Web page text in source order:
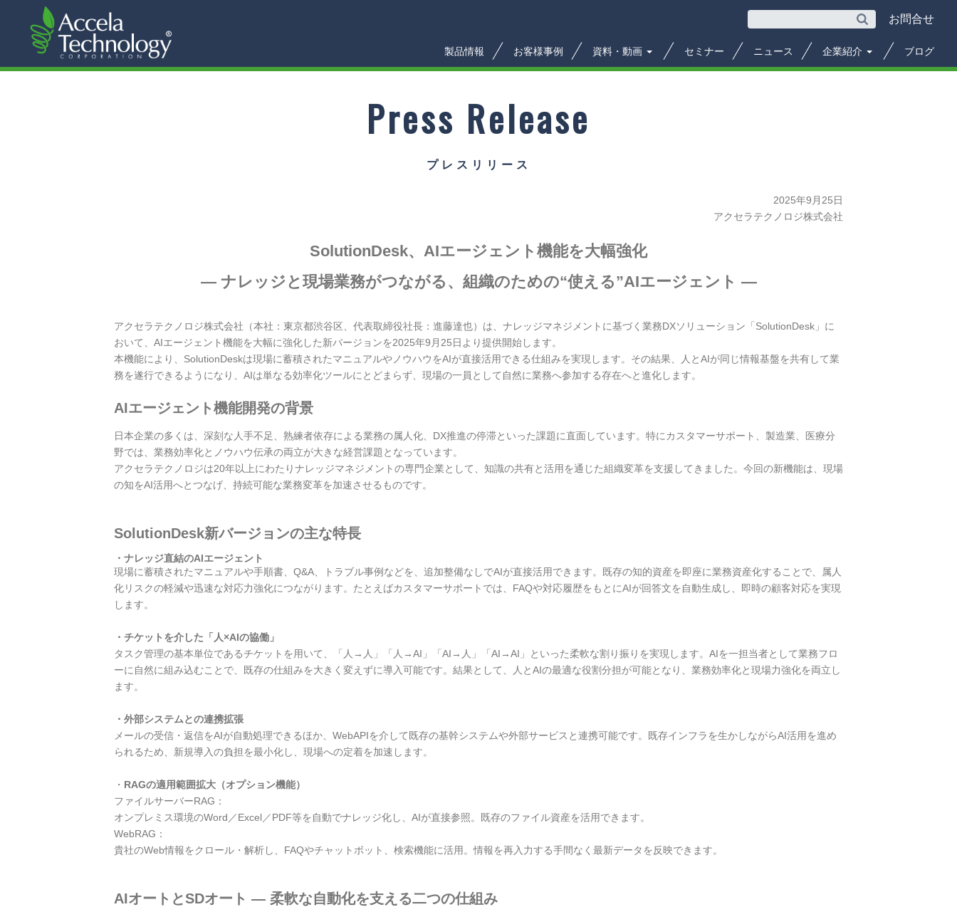
お問合せ
製品情報 お客様事例 資料・動画 セミナー ニュース 企業紹介 ブログ
Press Release
プレスリリース
2025年9月25日
アクセラテクノロジ株式会社
SolutionDesk、AIエージェント機能を大幅強化
― ナレッジと現場業務がつながる、組織のための“使える”AIエージェント ―
アクセラテクノロジ株式会社（本社：東京都渋谷区、代表取締役社長：進藤達也）は、ナレッジマネジメントに基づく業務DXソリューション「SolutionDesk」に
おいて、AIエージェント機能を大幅に強化した新バージョンを2025年9月25日より提供開始します。
本機能により、SolutionDeskは現場に蓄積されたマニュアルやノウハウをAIが直接活用できる仕組みを実現します。その結果、人とAIが同じ情報基盤を共有して業
務を遂行できるようになり、AIは単なる効率化ツールにとどまらず、現場の一員として自然に業務へ参加する存在へと進化します。
AIエージェント機能開発の背景
日本企業の多くは、深刻な人手不足、熟練者依存による業務の属人化、DX推進の停滞といった課題に直面しています。特にカスタマーサポート、製造業、医療分
野では、業務効率化とノウハウ伝承の両立が大きな経営課題となっています。
アクセラテクノロジは20年以上にわたりナレッジマネジメントの専門企業として、知識の共有と活用を通じた組織変革を支援してきました。今回の新機能は、現場
の知をAI活用へとつなげ、持続可能な業務変革を加速させるものです。
SolutionDesk新バージョンの主な特長
・ナレッジ直結のAIエージェント
現場に蓄積されたマニュアルや手順書、Q&A、トラブル事例などを、追加整備なしでAIが直接活用できます。既存の知的資産を即座に業務資産化することで、属人
化リスクの軽減や迅速な対応力強化につながります。たとえばカスタマーサポートでは、FAQや対応履歴をもとにAIが回答文を自動生成し、即時の顧客対応を実現
します。
・チケットを介した「人×AIの協働」
タスク管理の基本単位であるチケットを用いて、「人→人」「人→AI」「AI→人」「AI→AI」といった柔軟な割り振りを実現します。AIを一担当者として業務フロ
ーに自然に組み込むことで、既存の仕組みを大きく変えずに導入可能です。結果として、人とAIの最適な役割分担が可能となり、業務効率化と現場力強化を両立し
ます。
・外部システムとの連携拡張
メールの受信・返信をAIが自動処理できるほか、WebAPIを介して既存の基幹システムや外部サービスと連携可能です。既存インフラを生かしながらAI活用を進め
られるため、新規導入の負担を最小化し、現場への定着を加速します。
・ RAGの適用範囲拡大（オプション機能）
ファイルサーバーRAG：
オンプレミス環境のWord／Excel／PDF等を自動でナレッジ化し、AIが直接参照。既存のファイル資産を活用できます。
WebRAG：
貴社のWeb情報をクロール・解析し、FAQやチャットボット、検索機能に活用。情報を再入力する手間なく最新データを反映できます。
AIオートとSDオート ― 柔軟な自動化を支える二つの仕組み